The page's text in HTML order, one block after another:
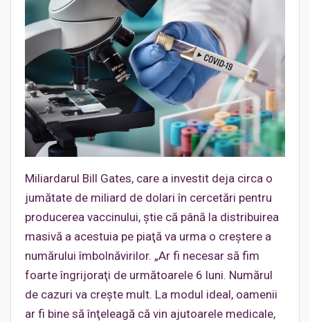
Miliardarul Bill Gates, care a investit deja circa o
jumătate de miliard de dolari în cercetări pentru
producerea vaccinului, ştie că până la distribuirea
masivă a acestuia pe piaţă va urma o creştere a
numărului îmbolnăvirilor. „Ar fi necesar să fim
foarte îngrijoraţi de următoarele 6 luni. Numărul
de cazuri va creşte mult. La modul ideal, oamenii
ar fi bine să înţeleagă că vin ajutoarele medicale,